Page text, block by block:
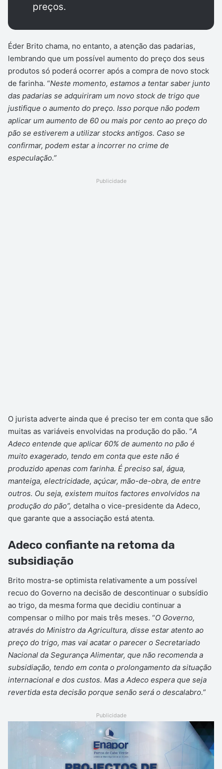
preços.
Éder Brito chama, no entanto, a atenção das padarias,
lembrando que um possível aumento do preço dos seus
produtos só poderá ocorrer após a compra de novo stock
de farinha. “Neste momento, estamos a tentar saber junto
das padarias se adquiriram um novo stock de trigo que
justifique o aumento do preço. Isso porque não podem
aplicar um aumento de 60 ou mais por cento ao preço do
pão se estiverem a utilizar stocks antigos. Caso se
confirmar, podem estar a incorrer no crime de
especulação.”
Publicidade
O jurista adverte ainda que é preciso ter em conta que são
muitas as variáveis envolvidas na produção do pão. “A
Adeco entende que aplicar 60% de aumento no pão é
muito exagerado, tendo em conta que este não é
produzido apenas com farinha. É preciso sal, água,
manteiga, electricidade, açúcar, mão-de-obra, de entre
outros. Ou seja, existem muitos factores envolvidos na
produção do pão”, detalha o vice-presidente da Adeco,
que garante que a associação está atenta.
Adeco confiante na retoma da
subsidiação
Brito mostra-se optimista relativamente a um possível
recuo do Governo na decisão de descontinuar o subsídio
ao trigo, da mesma forma que decidiu continuar a
compensar o milho por mais três meses. “O Governo,
através do Ministro da Agricultura, disse estar atento ao
preço do trigo, mas vai acatar o parecer o Secretariado
Nacional da Segurança Alimentar, que não recomenda a
subsidiação, tendo em conta o prolongamento da situação
internacional e dos custos. Mas a Adeco espera que seja
revertida esta decisão porque senão será o descalabro.”
Publicidade